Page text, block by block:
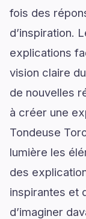
fois des
d’inspiration.
explications
vision claire
de nouvelles
à créer une
Tondeuse
lumière les
des
inspirantes et
d’imaginer